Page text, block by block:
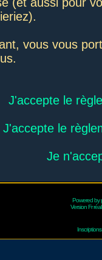
vous vous
J'accepte le
J'accepte le
Je
Powered by
Version Fr